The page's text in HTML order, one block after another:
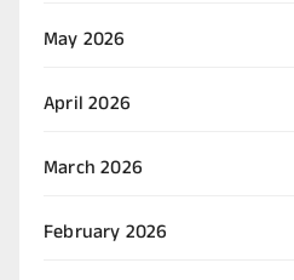
May 2026
April 2026
March 2026
February 2026